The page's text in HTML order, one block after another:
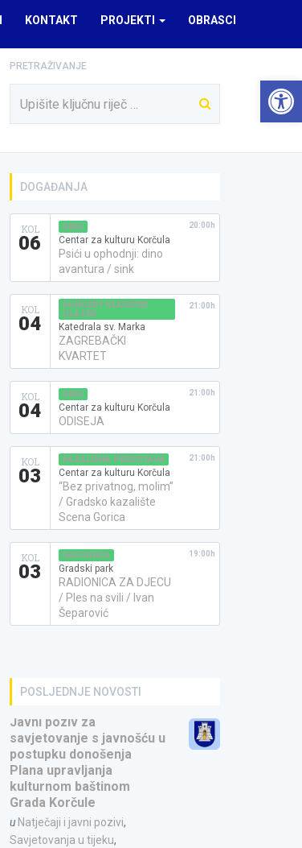
KONTAKT PROJEKTI OBRASCI
PRETRAŽIVANJE
DOGAĐANJA
KOL
06
KINO
Centar za kulturu Korčula
Psići u ophodnji: dino
avantura / sink
20:00h
KOL
04
KONCERT KLASIČNE
GLAZBE
Katedrala sv. Marka
ZAGREBAČKI
KVARTET
21:00h
KOL
04
KINO
Centar za kulturu Korčula
ODISEJA
21:00h
KOL
03
KAZALIŠNA PREDSTAVA
Centar za kulturu Korčula
“Bez privatnog, molim”
/ Gradsko kazalište
Scena Gorica
21:00h
KOL
03
RADIONICA
Gradski park
RADIONICA ZA DJECU
/ Ples na svili / Ivan
Šeparović
19:00h
POSLJEDNJE NOVOSTI
Javni poziv za
savjetovanje s javnošću u
postupku donošenja
Plana upravljanja
kulturnom baštinom
Grada Korčule
u Natječaji i javni pozivi,
Savjetovanja u tijeku,